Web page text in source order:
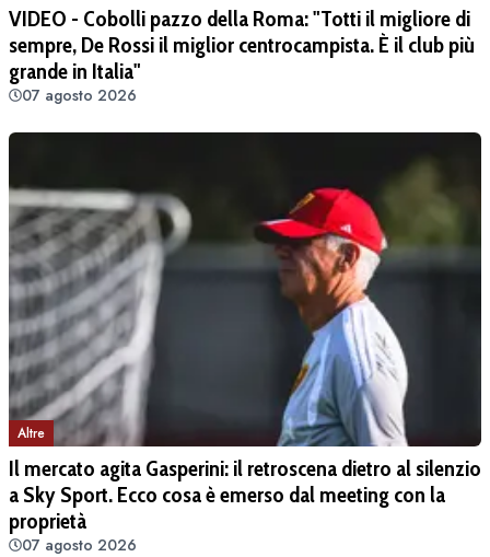
VIDEO - Cobolli pazzo della Roma: "Totti il migliore di
sempre, De Rossi il miglior centrocampista. È il club più
grande in Italia"
07 agosto 2026
Altre
Il mercato agita Gasperini: il retroscena dietro al silenzio
a Sky Sport. Ecco cosa è emerso dal meeting con la
proprietà
07 agosto 2026